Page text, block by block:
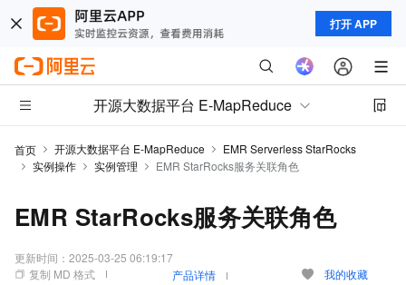
打开 APP
开源大数据平台 E-MapReduce
首页 开源大数据平台 E-MapReduce
EMR Serverless StarRocks
实例操作
实例管理 EMR StarRocks服务关联角色
EMR StarRocks服务关联角色
更新时间： 2025-03-25 06:19:17
复制 MD 格式
产品详情 我的收藏